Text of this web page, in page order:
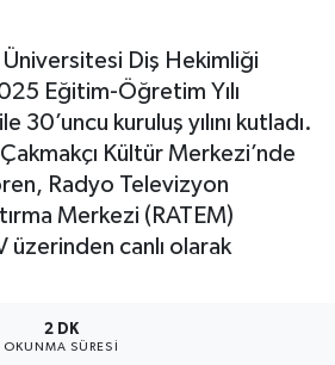
Diş Hekimliği
Eğitim-Öğretim Yılı
30’uncu kuruluş yılını kutladı.
Kültür Merkezi’nde
Radyo Televizyon
Merkezi (RATEM)
üzerinden canlı olarak
2 DK
OKUNMA SÜRESI